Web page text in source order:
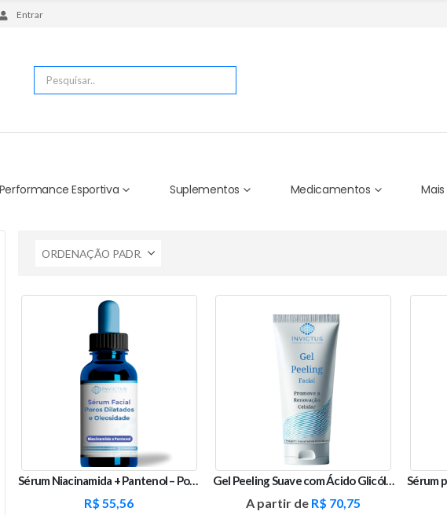
Entrar
Performance Esportiva Suplementos Medicamentos
Sérum Niacinamida + Pantenol – Poros, Oleosidade e Hidratação
R$ 55,56 A partir de R$ 70,75